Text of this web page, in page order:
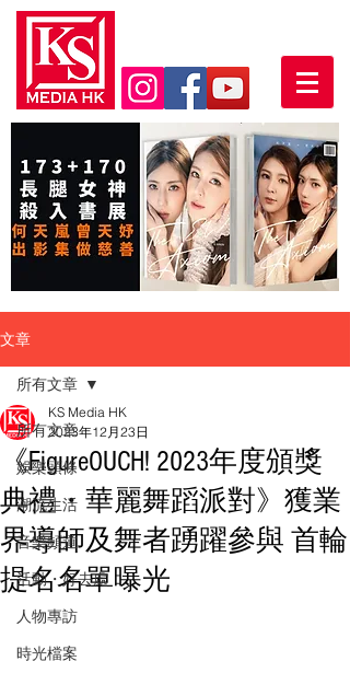
文章
所有文章
娛樂頭條
潮流生活
音樂頻道
活動・好去處
人物專訪
時光檔案
所有文章
《FigureOUCH! 2023年度頒獎
典禮・華麗舞蹈派對》獲業
界導師及舞者踴躍參與 首輪
提名名單曝光
KS Media HK
2023年12月23日